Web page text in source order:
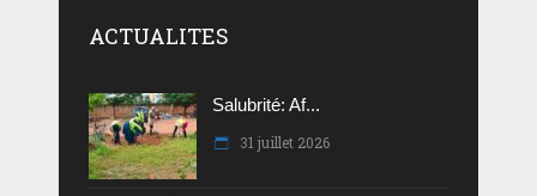
ACTUALITES
Salubrité: Af...
31 juillet 2026